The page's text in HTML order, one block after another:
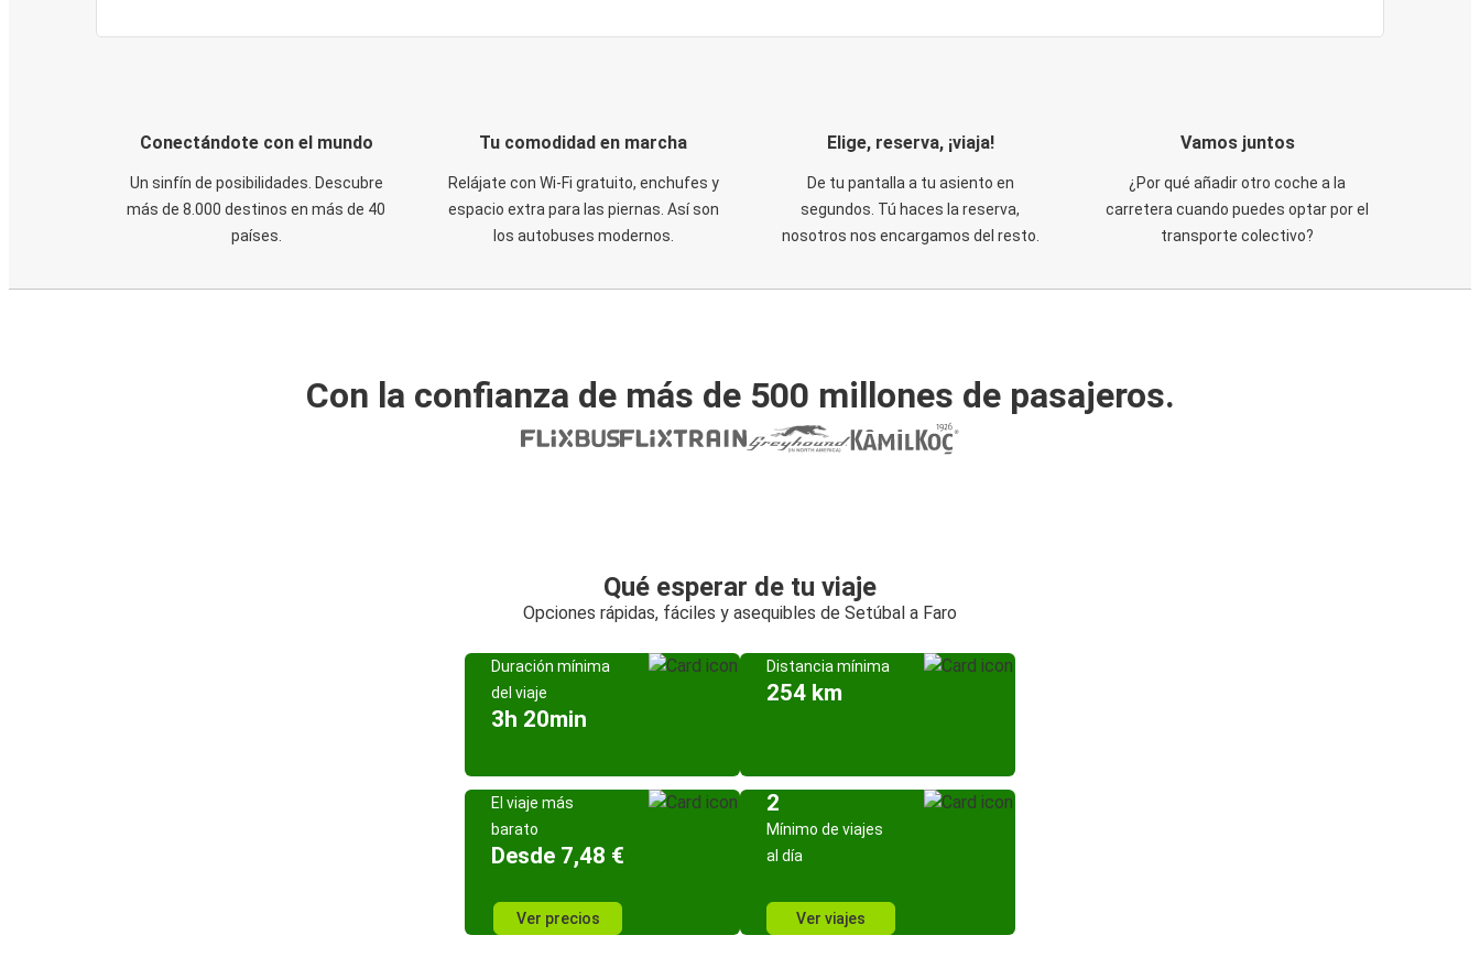
Conectándote con el mundo
Un sinfín de posibilidades. Descubre
más de 8.000 destinos en más de 40
países.
Tu comodidad en marcha
Relájate con Wi-Fi gratuito, enchufes y
espacio extra para las piernas. Así son
los autobuses modernos.
Elige, reserva, ¡viaja!
De tu pantalla a tu asiento en
segundos. Tú haces la reserva,
nosotros nos encargamos del resto.
Vamos juntos
¿Por qué añadir otro coche a la
carretera cuando puedes optar por el
transporte colectivo?
Con la confianza de más de 500 millones de pasajeros.
Qué esperar de tu viaje
Opciones rápidas, fáciles y asequibles de Setúbal a Faro
Duración mínima
del viaje
3h 20min
Distancia mínima
254 km
El viaje más
barato
Desde 7,48 €
Ver precios
2
Mínimo de viajes
al día
Ver viajes